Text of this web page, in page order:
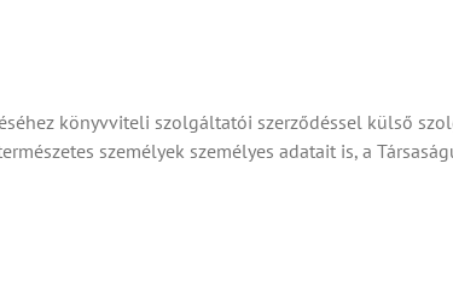
könyvviteli szolgáltatói szerződéssel külső
személyek személyes adatait is, a